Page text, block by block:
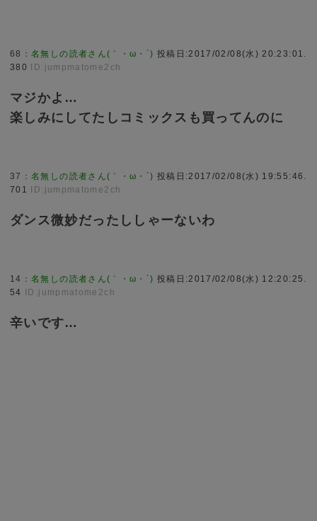
68 ：名無しの読者さん(｀・ω・´) 投稿日:2017/02/08(水) 20:23:01.
380 ID:jumpmatome2ch
マジかよ…
楽しみにしてたしコミックスも買ってんのに
37 ：名無しの読者さん(｀・ω・´) 投稿日:2017/02/08(水) 19:55:46.
701 ID:jumpmatome2ch
ダンス微妙だったししゃーないわ
14 ：名無しの読者さん(｀・ω・´) 投稿日:2017/02/08(水) 12:20:25.
54
ID:jumpmatome2ch
辛いです…